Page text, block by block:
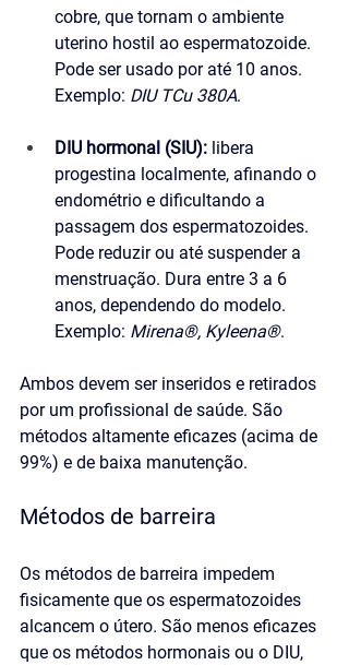
cobre, que tornam o ambiente
uterino hostil ao espermatozoide.
Pode ser usado por até 10 anos.
Exemplo: DIU TCu 380A.
DIU hormonal (SIU): libera
progestina localmente, afinando o
endométrio e dificultando a
passagem dos espermatozoides.
Pode reduzir ou até suspender a
menstruação. Dura entre 3 a 6
anos, dependendo do modelo.
Exemplo: Mirena®, Kyleena®.
Ambos devem ser inseridos e retirados
por um profissional de saúde. São
métodos altamente eficazes (acima de
99%) e de baixa manutenção.
Métodos de barreira
Os métodos de barreira impedem
fisicamente que os espermatozoides
alcancem o útero. São menos eficazes
que os métodos hormonais ou o DIU,